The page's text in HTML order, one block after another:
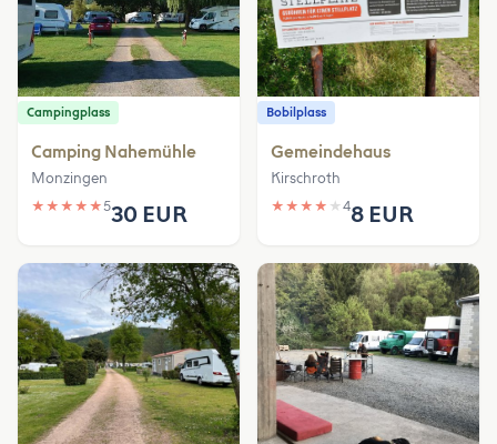
Campingplass
Camping Nahemühle
Monzingen
★ ★ ★ ★ ★530 EUR
Bobilplass
Gemeindehaus
Kirschroth
★ ★ ★ ★ ★ 48 EUR